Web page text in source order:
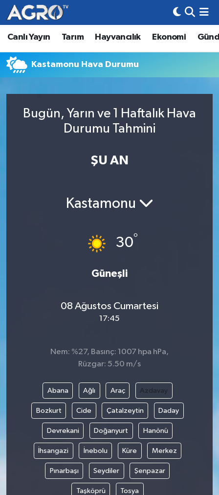
Canlı Yayın Tarım Hayvancılık Ekonomi
Kastamonu Hava Durumu
Bugün, Yarın ve 1 Haftalık Hava
Durumu Tahmini
ŞU AN
Kastamonu
30°
Güneşli
08 Ağustos Cumartesi
17:45
Nem: %27, Basınç: 1007 hpa hPa,
Rüzgar: 5.50 m/s
Abana Ağlı Araç Azdavay
Bozkurt Cide Çatalzeytin Daday
Devrekani Doğanyurt Hanönü
İhsangazi İnebolu Küre Merkez
Pınarbaşı Seydiler Şenpazar
Taşköprü Tosya
Hava Durumu
Trafik Durumu
Tüm Manşetler